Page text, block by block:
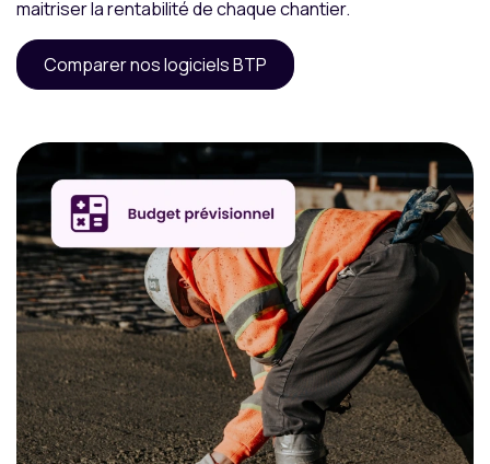
maitriser la rentabilité de chaque chantier.
Comparer nos logiciels BTP